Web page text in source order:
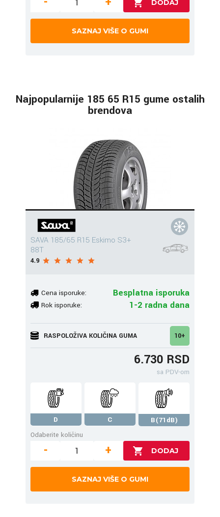
SAZNAJ VIŠE O GUMI
Najpopularnije 185 65 R15 gume ostalih
brendova
SAVA 185/65 R15 Eskimo S3+
88T
4.9
Cena isporuke: Besplatna isporuka
Rok isporuke: 1-2 radna dana
RASPOLOŽIVA KOLIČINA GUMA 10+
6.730 RSD
sa PDV-om
D C
B(71dB)
Odaberite količinu
- +
SAZNAJ VIŠE O GUMI